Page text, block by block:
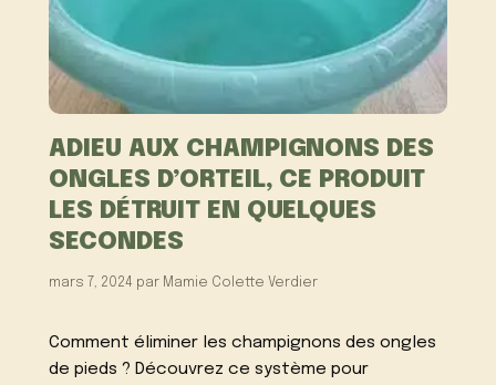
ADIEU AUX CHAMPIGNONS DES
ONGLES D’ORTEIL, CE PRODUIT
LES DÉTRUIT EN QUELQUES
SECONDES
mars 7, 2024 par Mamie Colette Verdier
Comment éliminer les champignons des ongles
de pieds ? Découvrez ce système pour